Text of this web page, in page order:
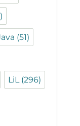
(51)
LiL(296)